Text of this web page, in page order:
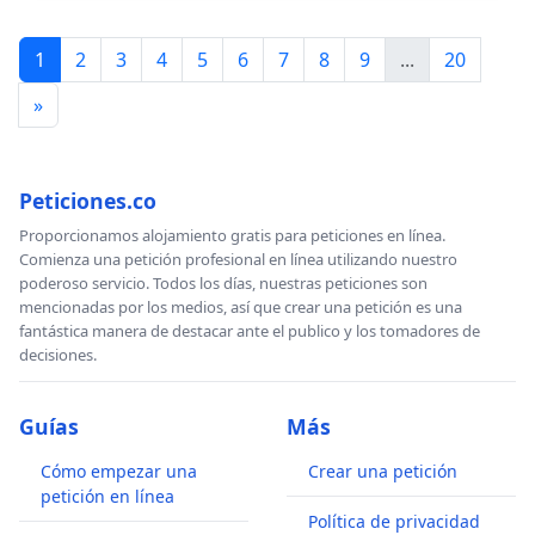
Como tem sido amplamente documentado, a violência
contra as mulheres em nossos países, enraizada no
sexismo e na discriminação estrutural, é aumentada
drogas. Então, o combate ao aumento da violência
contra as mulheres exige uma revisão urgente das
políticas que proíbem o comércio de drogas.
O narcotráfico tem sido responsável pelo surgimento e
fortalecimento de diferentes aparatos criminosos que
encontram na luta armada a maneira de defender seus
humanos da população e enfraquecendo,
transversalmente - por meio da corrupção -, os Estados
e suas instituições. As políticas antidrogas
desenvolvidas pelos Estados não detiveram o
1 2 3 4 5 6 7 8 9 ...
20
»
Peticiones.co
Proporcionamos alojamiento gratis para peticiones en línea.
Comienza una petición profesional en línea utilizando nuestro
poderoso servicio. Todos los días, nuestras peticiones son
mencionadas por los medios, así que crear una petición es una
fantástica manera de destacar ante el publico y los tomadores de
decisiones.
Guías
Cómo empezar una
petición en línea
Más
Crear una petición
Política de privacidad